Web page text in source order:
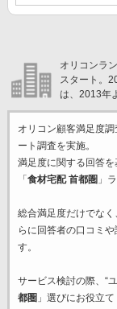
オリコンラ
スタート。
は、2013年
オリコン顧客満足度
ート調査を実施。
満足度に関する回答
「 食材宅配 首都圏 」
総合満足度だけでなく
らに回答者の口コミ
す。
サービス検討の際、“
都圏 」選びにお役立て